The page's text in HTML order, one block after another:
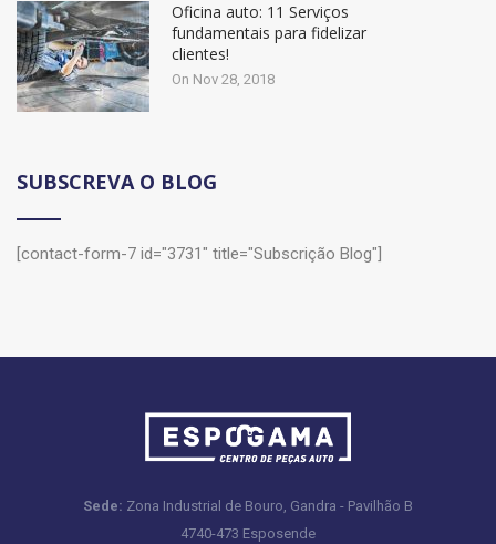
Oficina auto: 11 Serviços
fundamentais para fidelizar
clientes!
On Nov 28, 2018
SUBSCREVA O BLOG
[contact-form-7 id="3731" title="Subscrição Blog"]
Sede: Zona Industrial de Bouro, Gandra - Pavilhão B
4740-473 Esposende